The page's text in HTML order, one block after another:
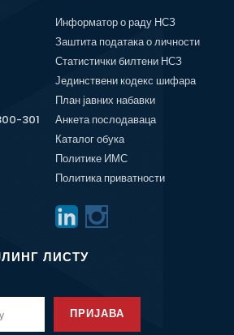
301
Информатор о раду НСЗ
Заштита података о личности
Статистички билтени НСЗ
Јединствени кодекс шифара
План јавних набавки
Анкета послодаваца
Каталог обука
Политике ИМС
Политика приватности
ЛИСТУ
ПРИЈАВА